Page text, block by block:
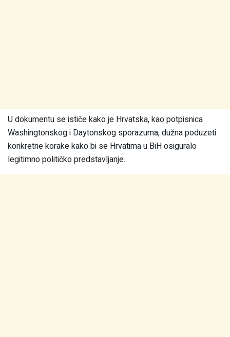
U dokumentu se ističe kako je Hrvatska, kao potpisnica
Washingtonskog i Daytonskog sporazuma, dužna poduzeti
konkretne korake kako bi se Hrvatima u BiH osiguralo
legitimno političko predstavljanje.